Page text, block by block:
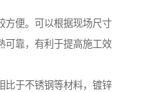
方便。可以根据现场尺寸
可靠，有利于提高施工效
比于不锈钢等材料，镀锌